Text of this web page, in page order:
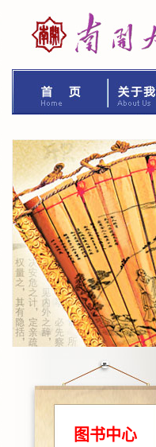
图书中心